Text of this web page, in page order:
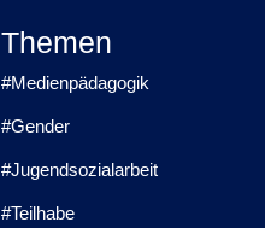
Themen
#Medienpädagogik
#Gender
#Jugendsozialarbeit
#Teilhabe